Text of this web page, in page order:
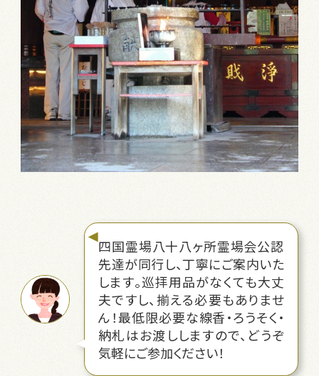
四国霊場八十八ヶ所霊場会公認
先達が同行し、丁寧にご案内いた
します。巡拝用品がなくても大丈
夫ですし、揃える必要もありませ
ん！最低限必要な線香・ろうそく・
納札はお渡ししますので、どうぞ
気軽にご参加ください！